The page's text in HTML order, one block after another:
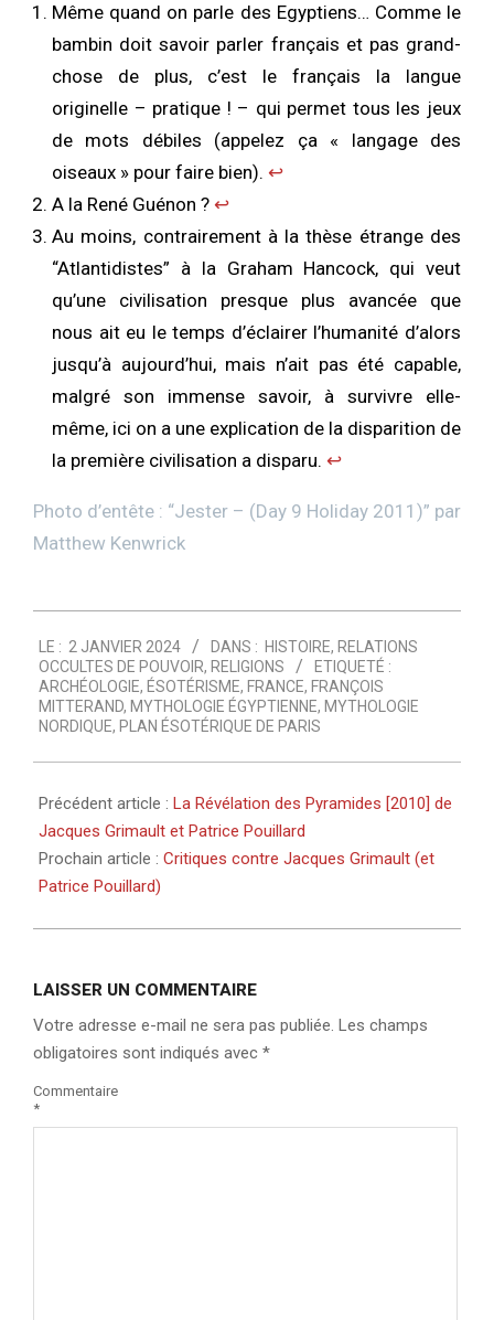
Même quand on parle des Egyptiens… Comme le
bambin doit savoir parler français et pas grand-
chose de plus, c’est le français la langue
originelle – pratique ! – qui permet tous les jeux
de mots débiles (appelez ça « langage des
oiseaux » pour faire bien). ↩︎
A la René Guénon ? ↩︎
Au moins, contrairement à la thèse étrange des
“Atlantidistes” à la Graham Hancock, qui veut
qu’une civilisation presque plus avancée que
nous ait eu le temps d’éclairer l’humanité d’alors
jusqu’à aujourd’hui, mais n’ait pas été capable,
malgré son immense savoir, à survivre elle-
même, ici on a une explication de la disparition de
la première civilisation a disparu. ↩︎
Photo d’entête : “Jester – (Day 9 Holiday 2011)” par
Matthew Kenwrick
01-
02
LE : 2 JANVIER 2024 DANS : HISTOIRE, RELATIONS
OCCULTES DE POUVOIR, RELIGIONS
ETIQUETÉ :
ARCHÉOLOGIE, ÉSOTÉRISME, FRANCE, FRANÇOIS
MITTERAND, MYTHOLOGIE ÉGYPTIENNE, MYTHOLOGIE
NORDIQUE, PLAN ÉSOTÉRIQUE DE PARIS
Précédent article : La Révélation des Pyramides [2010] de
Jacques Grimault et Patrice Pouillard
Prochain article : Critiques contre Jacques Grimault (et
Patrice Pouillard)
LAISSER UN COMMENTAIRE
Votre adresse e-mail ne sera pas publiée. Les champs
obligatoires sont indiqués avec *
Commentaire
*